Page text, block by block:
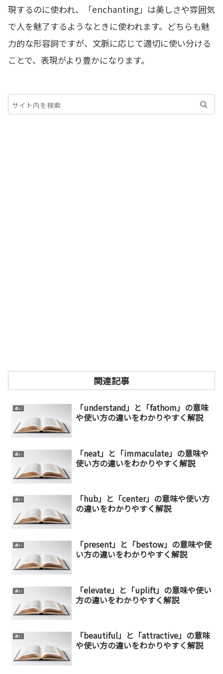
現するのに使われ、「enchanting」は美しさや雰囲気
で人を魅了するようなときに使われます。どちらも魅
力的な形容詞ですが、文脈に応じて適切に使い分ける
ことで、表現がより豊かになります。
関連記事
違い
「understand」と「fathom」の意味
や使い方の違いをわかりやすく解説
違い
「neat」と「immaculate」の意味や
使い方の違いをわかりやすく解説
違い
「hub」と「center」の意味や使い方
の違いをわかりやすく解説
違い
「present」と「bestow」の意味や使
い方の違いをわかりやすく解説
違い
「elevate」と「uplift」の意味や使い
方の違いをわかりやすく解説
違い
「beautiful」と「attractive」の意味
や使い方の違いをわかりやすく解説